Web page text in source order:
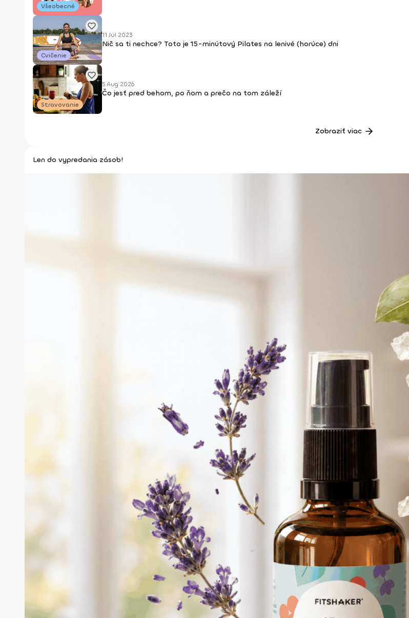
Všeobecné
Cvičenie
11 Júl 2023
Nič sa ti nechce? Toto je 15-minútový Pilates na lenivé (horúce) dni
Stravovanie
5 Aug 2026
Čo jesť pred behom, po ňom a prečo na tom záleží
Zobraziť viac
Len do vypredania zásob!